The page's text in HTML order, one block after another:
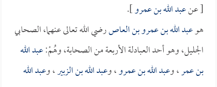
[ عنعبد الله بن عمرو].
هوعبد الله بن عمرو بن العاصرضي الله تعالى عنهما، الصحابي
الجليل، وهو أحد العبادلة الأربعة من الصحابة، وهُمْ:عبد الله
بن عمر، وعبد الله بن عمرو، وعبد الله بن الزبير، وعبد الله